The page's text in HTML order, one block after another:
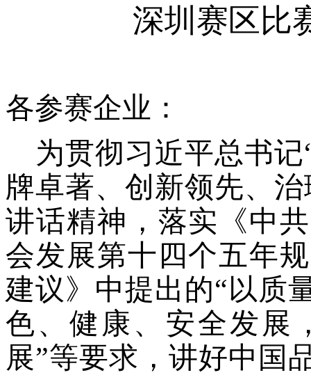
深圳赛区比
各参赛企业：
为贯彻习近平总书记
牌卓著、创新领先、
讲话精神，落实《中
会发展第十四个五年
建议》中提出的“以质
色、健康、安全发展
展”等要求，讲好中国